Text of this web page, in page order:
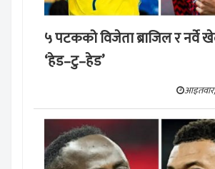
५ पटकको विजेता ब्राजिल र नर्वे
‘हेड–टु–हेड’